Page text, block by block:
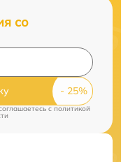
со
cполитикой